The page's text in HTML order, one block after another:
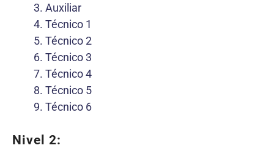
Auxiliar
Técnico 1
Técnico 2
Técnico 3
Técnico 4
Técnico 5
Técnico 6
Nivel 2: